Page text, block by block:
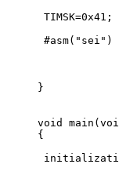
#asm("sei")
}
void
{